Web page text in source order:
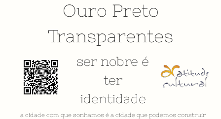
Ouro Preto
Transparentes
ser nobre é
ter
identidade
a cidade com que sonhamos é a cidade que podemos construir